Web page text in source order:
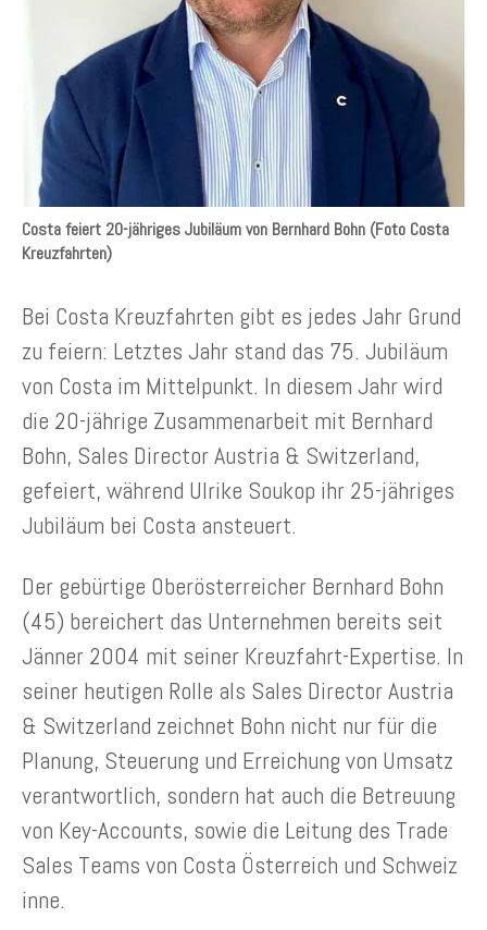
Costa feiert 20-jähriges Jubiläum von Bernhard Bohn (Foto Costa
Kreuzfahrten)
Bei Costa Kreuzfahrten gibt es jedes Jahr Grund
zu feiern: Letztes Jahr stand das 75. Jubiläum
von Costa im Mittelpunkt. In diesem Jahr wird
die 20-jährige Zusammenarbeit mit Bernhard
Bohn, Sales Director Austria & Switzerland,
gefeiert, während Ulrike Soukop ihr 25-jähriges
Jubiläum bei Costa ansteuert.
Der gebürtige Oberösterreicher Bernhard Bohn
(45) bereichert das Unternehmen bereits seit
Jänner 2004 mit seiner Kreuzfahrt-Expertise. In
seiner heutigen Rolle als Sales Director Austria
& Switzerland zeichnet Bohn nicht nur für die
Planung, Steuerung und Erreichung von Umsatz
verantwortlich, sondern hat auch die Betreuung
von Key-Accounts, sowie die Leitung des Trade
Sales Teams von Costa Österreich und Schweiz
inne.